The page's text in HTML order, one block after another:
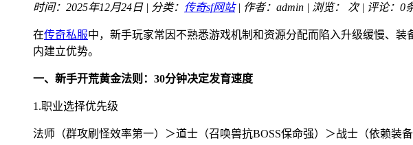
时间：2025年12月24日 | 分类： 传奇sf网站| 作者：admin | 浏览： 次 | 评论：0
在传奇私服中，新手玩家常因不熟悉游戏机制和资源分配而陷入升级缓慢、
内建立优势。
一、新手开荒黄金法则：30分钟决定发育速度
1.职业选择优先级
法师（群攻刷怪效率第一）＞道士（召唤兽抗BOSS保命强）＞战士（依赖装备